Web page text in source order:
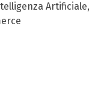
Artificiale,